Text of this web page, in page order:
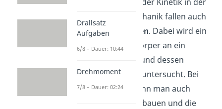
technischen Mechanik fallen auch
dieSchwingungen. Dabei wird ein
physikalischer Körper an ein
Pendel gehängt und dessen
Verhalten näher untersucht. Bei
dem Vorgang kann man auch
Dämpfungen einbauen und die
Drallsatz
Aufgaben
6/8 – Dauer: 10:44
Drehmoment
7/8 – Dauer: 02:24